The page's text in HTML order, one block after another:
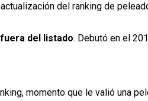
del ranking de
del listado. Debutó en el
momento que le valió una